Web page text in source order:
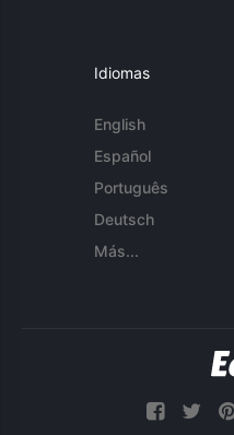
Idiomas
English
Español
Português
Deutsch
Más...